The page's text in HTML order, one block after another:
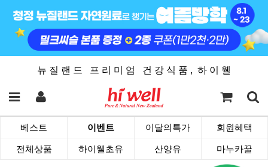
뉴 질 랜 드 프 리 미 엄 건 강 식 품 , 하 이 웰
베스트 이벤트 이달의특가 회원혜택
전체상품 하이웰초유 산양유 마누카꿀